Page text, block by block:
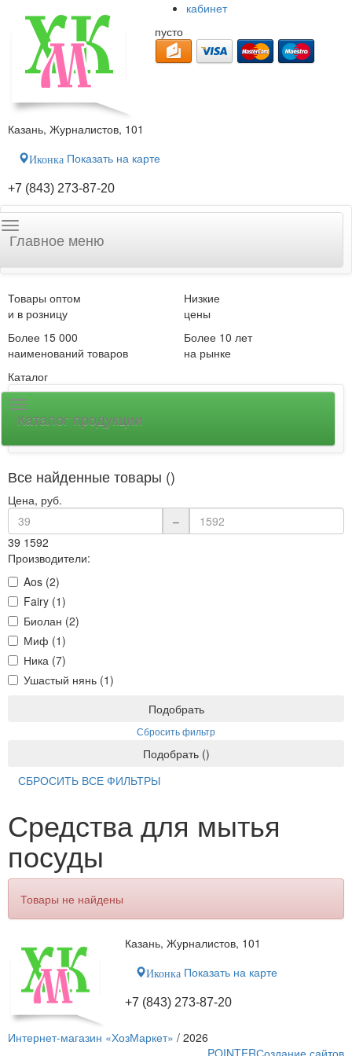
кабинет
пусто
Казань, Журналистов, 101
Иконка Показать на карте
+7 (843) 273-87-20
Главное меню
Товары оптом
и в розницу
Низкие
цены
Более 15 000
наименований товаров
Более 10 лет
на рынке
Каталог
Каталог продукции
Все найденные товары ()
Цена, руб.
–
39 1592
Производители:
Aos (2)
Fairy (1)
Биолан (2)
Миф (1)
Ника (7)
Ушастый нянь (1)
Подобрать
Сбросить фильтр
Подобрать ()
СБРОСИТЬ ВСЕ ФИЛЬТРЫ
Средства для мытья
посуды
Товары не найдены
Казань, Журналистов, 101
Иконка Показать на карте
+7 (843) 273-87-20
Интернет-магазин «ХозМаркет» / 2026